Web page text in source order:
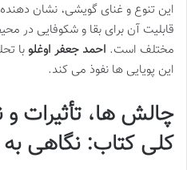
این تنوع و غنای گویشی، نشان
قابلیت آن برای بقا و شکوفایی در
مختلف است. احمد جعفر اوغلو با
این پویایی ها نفوذ می کند.
چالش ها، تأثیرات
کلی کتاب: نگاهی به